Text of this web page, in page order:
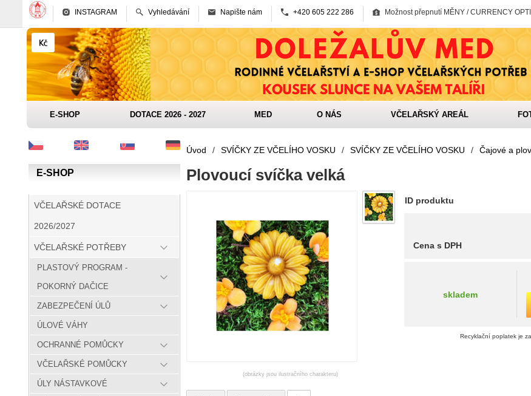
INSTAGRAM Vyhledávání Napište nám +420 605 222 286 Možnost přepnutí MĚNY / CURRENCY
E-SHOP DOTACE 2026 - 2027 MED O NÁS VČELAŘSKÝ AREÁL
E-SHOP
VČELAŘSKÉ DOTACE
2026/2027
VČELAŘSKÉ POTŘEBY
PLASTOVÝ PROGRAM -
POKORNÝ DAČICE
ZABEZPEČENÍ ÚLŮ
ÚLOVÉ VÁHY
OCHRANNÉ POMŮCKY
VČELAŘSKÉ POMŮCKY
ÚLY NÁSTAVKOVÉ
Úvod / SVÍČKY ZE VČELÍHO VOSKU / SVÍČKY ZE VČELÍHO VOSKU / Čajové a
Plovoucí svíčka velká
(obrázky jsou ilustračního charakteru)
ID produktu
Cena s DPH
skladem
Recyklační poplatek je